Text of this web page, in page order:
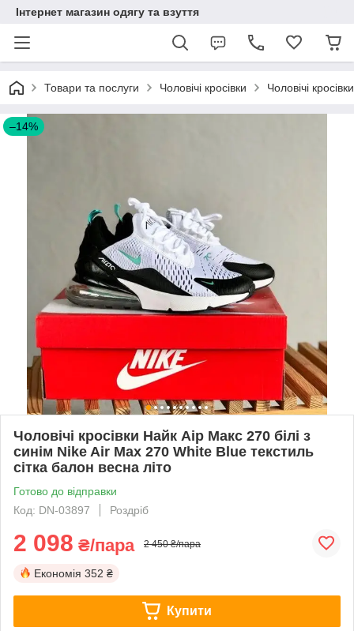
Інтернет магазин одягу та взуття
Товари та послуги Чоловічі кросівки Чоловічі
–14%
Чоловічі кросівки Найк Аір Макс 270 білі з
синім Nike Air Max 270 White Blue текстиль
сітка балон весна літо
Готово до відправки
Код: DN-03897
Роздріб
2 098 ₴/пара 2 450 ₴/пара
Економія 352 ₴
Купити